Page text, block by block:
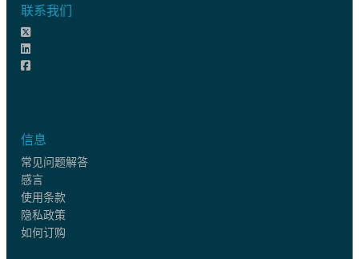
联系我们
信息
常见问题解答
感言
使用条款
隐私政策
如何订购